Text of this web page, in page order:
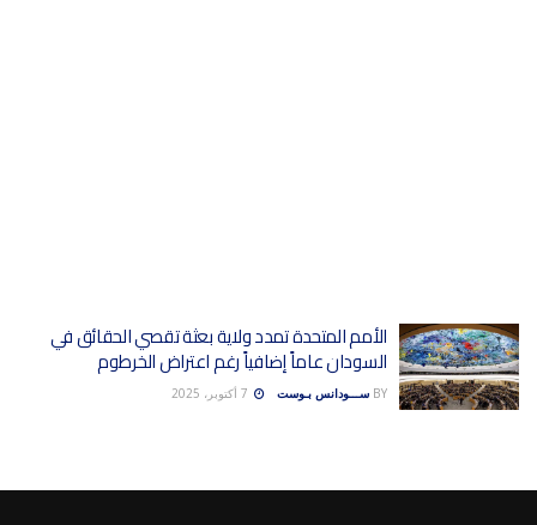
الأمم المتحدة تمدد ولاية بعثة تقصي الحقائق في
السودان عاماً إضافياً رغم اعتراض الخرطوم
BY ســـودانس بـوست